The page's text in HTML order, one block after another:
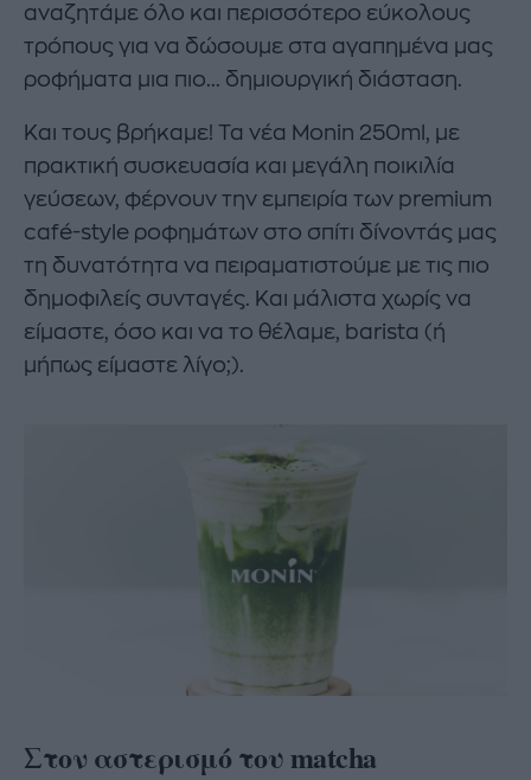
αναζητάμε όλο και περισσότερο εύκολους
τρόπους για να δώσουμε στα αγαπημένα μας
ροφήματα μια πιο... δημιουργική διάσταση.
Και τους βρήκαμε! Τα νέα Monin 250ml, με
πρακτική συσκευασία και μεγάλη ποικιλία
γεύσεων, φέρνουν την εμπειρία των premium
café-style ροφημάτων στο σπίτι δίνοντάς μας
τη δυνατότητα να πειραματιστούμε με τις πιο
δημοφιλείς συνταγές. Και μάλιστα χωρίς να
είμαστε, όσο και να το θέλαμε, barista (ή
μήπως είμαστε λίγο;).
Στον αστερισμό του matcha